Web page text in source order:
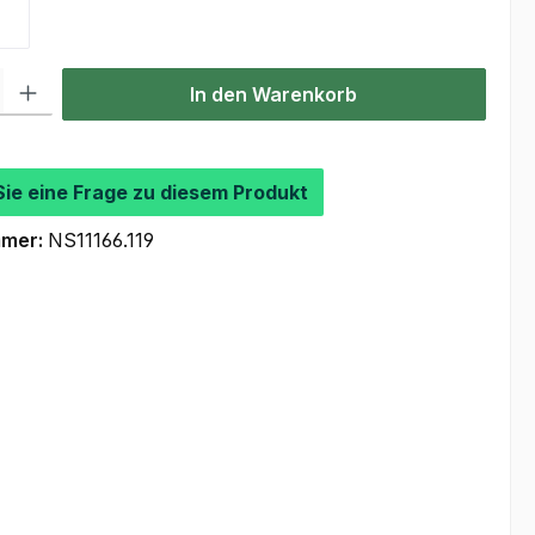
Gib den gewünschten Wert ein oder benutze die Schaltflächen
In den Warenkorb
eine Frage zu diesem Produkt
NS11166.119